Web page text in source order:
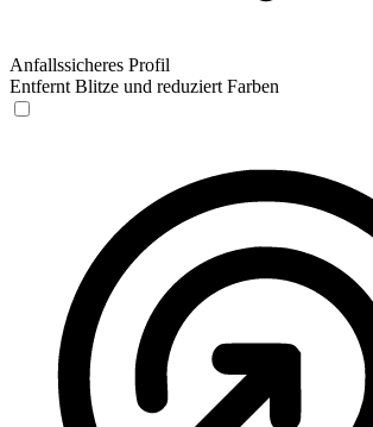
Anfallssicheres Profil
Entfernt Blitze und reduziert Farben